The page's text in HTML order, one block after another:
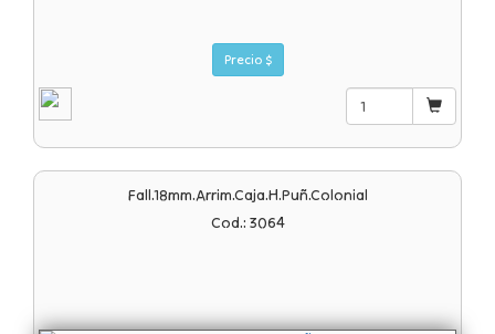
Precio $
Fall.18mm.arrim.caja.h.puñ.colonial
Cod.: 3064